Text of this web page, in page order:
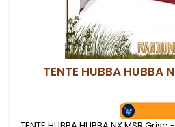
TENTE HUBBA HUBBA